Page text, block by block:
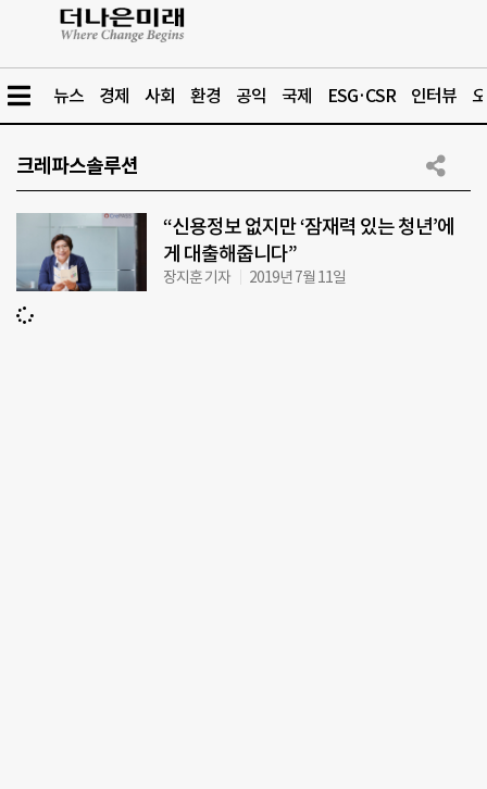
뉴스 경제 사회 환경 공익 국제 ESG·CSR 인터뷰
크레파스솔루션
“신용정보 없지만 ‘잠재력 있는 청년’에
게 대출해줍니다”
장지훈 기자 2019년 7월 11일